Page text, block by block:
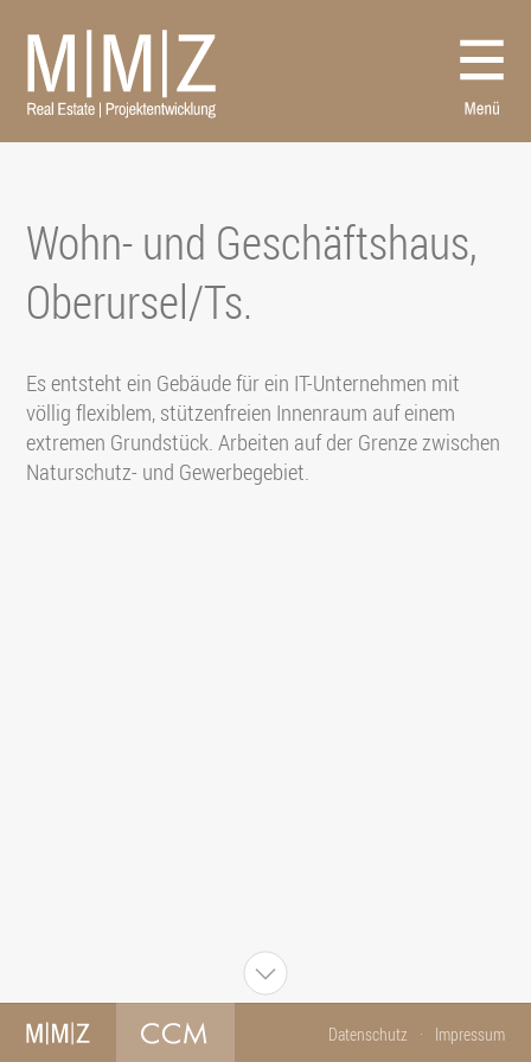
Auszeichnungen
Aktuelles
Wohn- und Geschäftshaus,
Oberursel/Ts.
Es entsteht ein Gebäude für ein IT-Unternehmen mit
völlig flexiblem, stützenfreien Innenraum auf einem
extremen Grundstück. Arbeiten auf der Grenze zwischen
Naturschutz- und Gewerbegebiet.
Datenschutz Impressum